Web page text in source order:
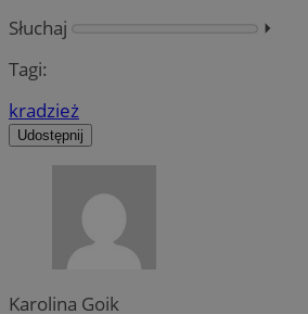
Słuchaj
⏵︎
Tagi:
kradzież
Udostępnij
Karolina Goik